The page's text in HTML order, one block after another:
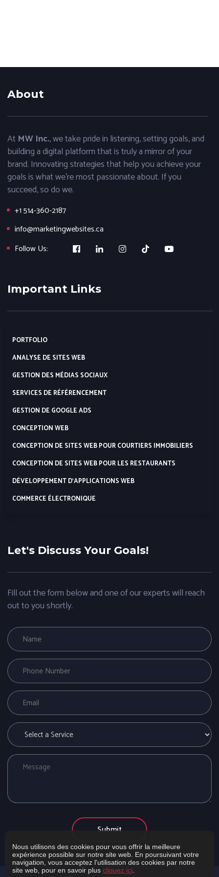
About
At MW Inc., we take pride in listening, setting goals, and
building a digital platform that is truly a mirror of your
brand. Innovating strategies that help you achieve your
goals is what we’re most passionate about. If you
succeed, so do we.
+1 514-360-2187
info@marketingwebsites.ca
Follow Us:
Important Links
PORTFOLIO
ANALYSE DE SITES WEB
GESTION DES MÉDIAS SOCIAUX
SERVICES DE RÉFÉRENCEMENT
GESTION DE GOOGLE ADS
CONCEPTION WEB
CONCEPTION DE SITES WEB POUR COURTIERS IMMOBILIERS
CONCEPTION DE SITES WEB POUR LES RESTAURANTS
DÉVELOPPEMENT D’APPLICATIONS WEB
COMMERCE ÉLECTRONIQUE
Let's Discuss Your Goals!
Fill out the form below and one of our experts will reach
out to you shortly.
Nous utilisons des cookies pour vous offrir la meilleure
expérience possible sur notre site web. En poursuivant votre
navigation, vous acceptez l'utilisation des cookies par notre
site web, pour en savoir plus cliquez ici